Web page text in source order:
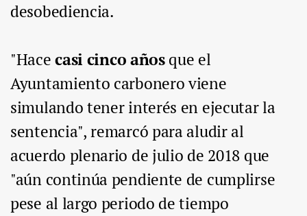
desobediencia.
"Hacecasi cinco añosque el
Ayuntamiento carbonero viene
simulando tener interés en ejecutar la
sentencia", remarcó para aludir al
acuerdo plenario de julio de 2018 que
"aún continúa pendiente de cumplirse
pese al largo periodo de tiempo